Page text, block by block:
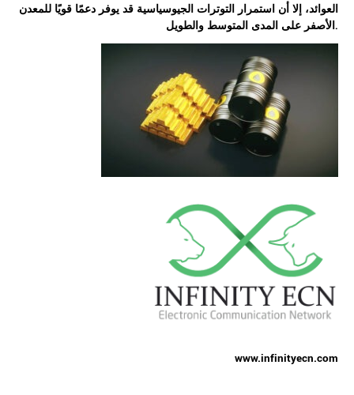
العوائد، إلا أن استمرار التوترات الجيوسياسية قد يوفر دعمًا قويًا للمعدن
الأصفر على المدى المتوسط والطويل.
www.infinityecn.com